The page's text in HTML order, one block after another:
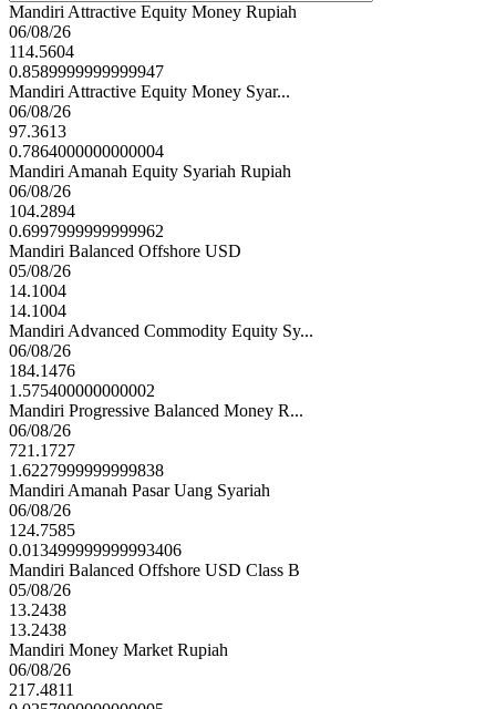
Mandiri Attractive Equity Money Rupiah
06/08/26
114.5604
0.8589999999999947
Mandiri Attractive Equity Money Syar...
06/08/26
97.3613
0.7864000000000004
Mandiri Amanah Equity Syariah Rupiah
06/08/26
104.2894
0.6997999999999962
Mandiri Balanced Offshore USD
05/08/26
14.1004
14.1004
Mandiri Advanced Commodity Equity Sy...
06/08/26
184.1476
1.575400000000002
Mandiri Progressive Balanced Money R...
06/08/26
721.1727
1.6227999999999838
Mandiri Amanah Pasar Uang Syariah
06/08/26
124.7585
0.013499999999993406
Mandiri Balanced Offshore USD Class B
05/08/26
13.2438
13.2438
Mandiri Money Market Rupiah
06/08/26
217.4811